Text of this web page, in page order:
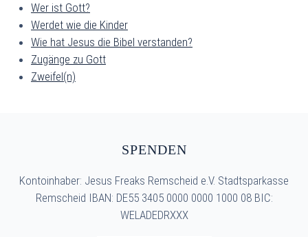
Wer ist Gott?
Werdet wie die Kinder
Wie hat Jesus die Bibel verstanden?
Zugänge zu Gott
Zweifel(n)
SPENDEN
Kontoinhaber: Jesus Freaks Remscheid e.V. Stadtsparkasse
Remscheid IBAN: DE55 3405 0000 0000 1000 08 BIC:
WELADEDRXXX